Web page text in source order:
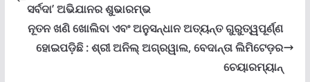
ସର୍ବଦା’ ଅଭିଯାନର ଶୁଭାରମ୍ଭ
ନୂତନ ଖଣି ଖୋଲିବା ଏବଂ ଅନୁସନ୍ଧାନ ଅତ୍ୟନ୍ତ ଗୁରୁତ୍ୱପୂର୍ଣ୍ଣ
ହୋଇପଡ଼ିଛି : ଶ୍ରୀ ଅନିଲ୍ ଅଗ୍ରୱାଲ, ବେଦାନ୍ତା ଲିମିଟେଡ଼ର
ଚେୟାରମ୍ୟାନ୍‌